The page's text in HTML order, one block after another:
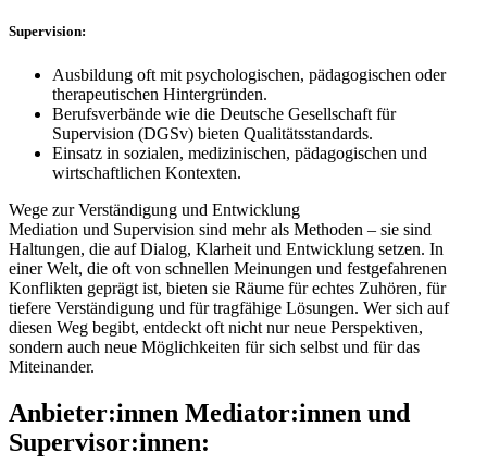
Supervision:
Ausbildung oft mit psychologischen, pädagogischen oder
therapeutischen Hintergründen.
Berufsverbände wie die Deutsche Gesellschaft für
Supervision (DGSv) bieten Qualitätsstandards.
Einsatz in sozialen, medizinischen, pädagogischen und
wirtschaftlichen Kontexten.
Wege zur Verständigung und Entwicklung
Mediation und Supervision sind mehr als Methoden – sie sind
Haltungen, die auf Dialog, Klarheit und Entwicklung setzen. In
einer Welt, die oft von schnellen Meinungen und festgefahrenen
Konflikten geprägt ist, bieten sie Räume für echtes Zuhören, für
tiefere Verständigung und für tragfähige Lösungen. Wer sich auf
diesen Weg begibt, entdeckt oft nicht nur neue Perspektiven,
sondern auch neue Möglichkeiten für sich selbst und für das
Miteinander.
Anbieter:innen Mediator:innen und
Supervisor:innen: